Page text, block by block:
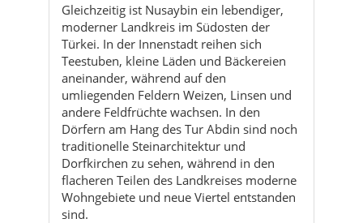
Gleichzeitig ist Nusaybin ein lebendiger,
moderner Landkreis im Südosten der
Türkei. In der Innenstadt reihen sich
Teestuben, kleine Läden und Bäckereien
aneinander, während auf den
umliegenden Feldern Weizen, Linsen und
andere Feldfrüchte wachsen. In den
Dörfern am Hang des Tur Abdin sind noch
traditionelle Steinarchitektur und
Dorfkirchen zu sehen, während in den
flacheren Teilen des Landkreises moderne
Wohngebiete und neue Viertel entstanden
sind.